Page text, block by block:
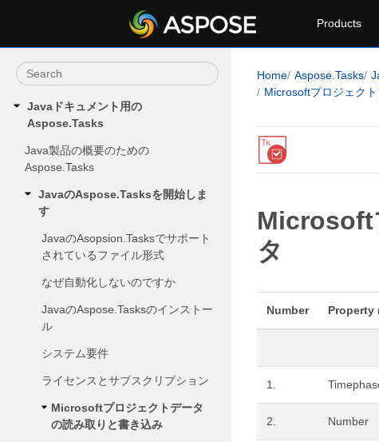
Products
Javaドキュメント用の
Aspose.Tasks
Java製品の概要のための
Aspose.Tasks
JavaのAspose.Tasksを開始しま
す
JavaのAsopsion.Tasksでサポート
されているファイル形式
なぜ自動化しないのですか
JavaのAspose.Tasksのインストー
ル
システム要件
ライセンスとサブスクリプション
Microsoftプロジェクトデータ
の読み取りと書き込み
Home Aspose.Tasks
Microsoftプロジェク
Microsoft
タ
Number Property
1.
2. Number